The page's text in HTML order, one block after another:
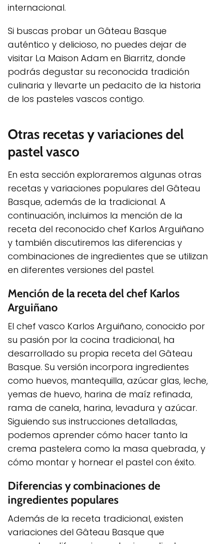
internacional.
Si buscas probar un Gâteau Basque
auténtico y delicioso, no puedes dejar de
visitar La Maison Adam en Biarritz, donde
podrás degustar su reconocida tradición
culinaria y llevarte un pedacito de la historia
de los pasteles vascos contigo.
Otras recetas y variaciones del
pastel vasco
En esta sección exploraremos algunas otras
recetas y variaciones populares del Gâteau
Basque, además de la tradicional. A
continuación, incluimos la mención de la
receta del reconocido chef Karlos Arguiñano
y también discutiremos las diferencias y
combinaciones de ingredientes que se utilizan
en diferentes versiones del pastel.
Mención de la receta del chef Karlos
Arguiñano
El chef vasco Karlos Arguiñano, conocido por
su pasión por la cocina tradicional, ha
desarrollado su propia receta del Gâteau
Basque. Su versión incorpora ingredientes
como huevos, mantequilla, azúcar glas, leche,
yemas de huevo, harina de maíz refinada,
rama de canela, harina, levadura y azúcar.
Siguiendo sus instrucciones detalladas,
podemos aprender cómo hacer tanto la
crema pastelera como la masa quebrada, y
cómo montar y hornear el pastel con éxito.
Diferencias y combinaciones de
ingredientes populares
Además de la receta tradicional, existen
variaciones del Gâteau Basque que